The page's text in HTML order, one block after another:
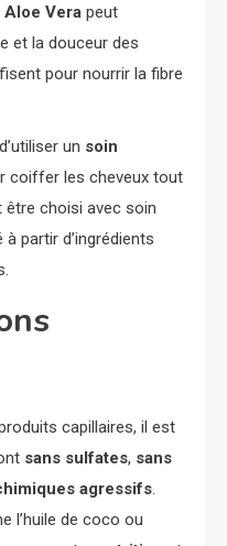
Aloe Vera peut
et la douceur des
pour nourrir la fibre
un soin
coiffer les cheveux tout
être choisi avec soin
partir d’ingrédients
capillaires, il est
sans sulfates, sans
agressifs
l’huile de coco ou